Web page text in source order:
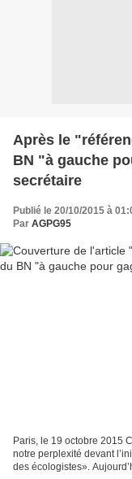
Après le
BN "à gauche
secrétaire
Publié le 20/10/2015 à
Par AGPG95
Paris, le 19 octobre 2015
notre perplexité devant
des écologistes».